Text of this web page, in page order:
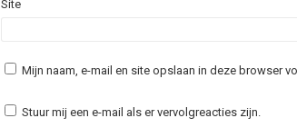
Site
Mijn naam, e-mail en site opslaan in deze browser
Stuur mij een e-mail als er vervolgreacties zijn.